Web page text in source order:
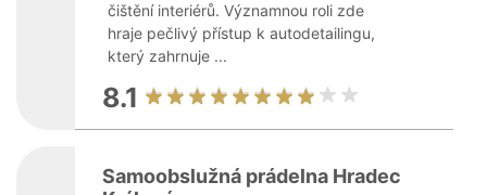
čištění interiérů. Významnou roli zde
hraje pečlivý přístup k autodetailingu,
který zahrnuje ...
8.1
Samoobslužná prádelna Hradec